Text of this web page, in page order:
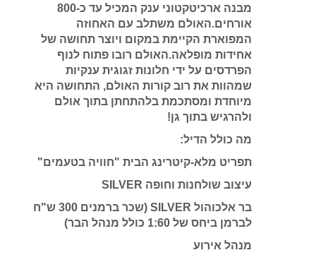
מבנה ארכיטקטוני ענק המכיל עד כ-800
אורחים.האולם משתלב עם האחוזה
המפוארת הקיימת במקום ויוצר תחושה של
אחידות מופלאה.האולם רובו פתוח לנוף
הפרדסים על ידי חלונות זגוגית ענקיות
שמהוות את רוב קורות האולם, התחושה היא
מיוחדת ומסתכמת בלהתחתן בתוך אולם
ולהרגיש בתוך גן!
מה כולל הדיל:
תפריט מלא-קיטרינג הבית "חוויה בטעמים"
עיצוב שולחנות וחופה SILVER
בר אלכוהול SILVER (שכר ברמנים 300 ש"ח
לברמן ביחס של 1:60 כולל מנהל הבר)
מנהל אירוע